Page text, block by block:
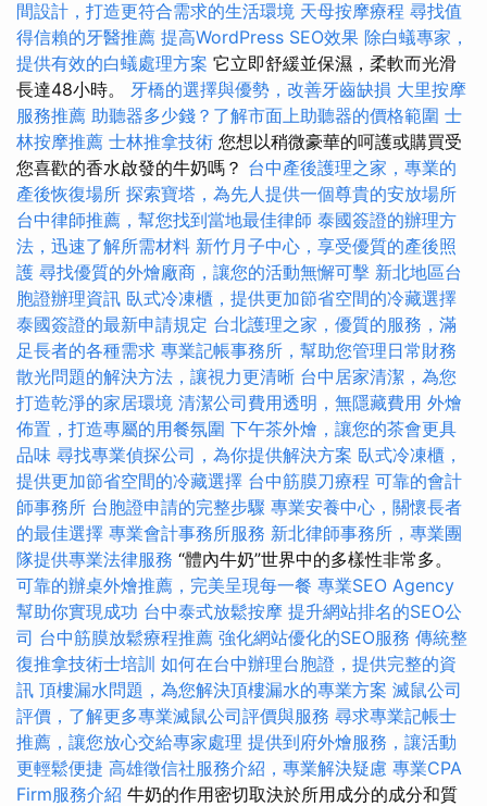
間設計，打造更符合需求的生活環境 天母按摩療程 尋找值
得信賴的牙醫推薦 提高WordPress SEO效果 除白蟻專家，
提供有效的白蟻處理方案 它立即舒緩並保濕，柔軟而光滑
長達48小時。 牙橋的選擇與優勢，改善牙齒缺損 大里按摩
服務推薦 助聽器多少錢？了解市面上助聽器的價格範圍 士
林按摩推薦 士林推拿技術 您想以稍微豪華的呵護或購買受
您喜歡的香水啟發的牛奶嗎？ 台中產後護理之家，專業的
產後恢復場所 探索寶塔，為先人提供一個尊貴的安放場所
台中律師推薦，幫您找到當地最佳律師 泰國簽證的辦理方
法，迅速了解所需材料 新竹月子中心，享受優質的產後照
護 尋找優質的外燴廠商，讓您的活動無懈可擊 新北地區台
胞證辦理資訊 臥式冷凍櫃，提供更加節省空間的冷藏選擇
泰國簽證的最新申請規定 台北護理之家，優質的服務，滿
足長者的各種需求 專業記帳事務所，幫助您管理日常財務
散光問題的解決方法，讓視力更清晰 台中居家清潔，為您
打造乾淨的家居環境 清潔公司費用透明，無隱藏費用 外燴
佈置，打造專屬的用餐氛圍 下午茶外燴，讓您的茶會更具
品味 尋找專業偵探公司，為你提供解決方案 臥式冷凍櫃，
提供更加節省空間的冷藏選擇 台中筋膜刀療程 可靠的會計
師事務所 台胞證申請的完整步驟 專業安養中心，關懷長者
的最佳選擇 專業會計事務所服務 新北律師事務所，專業團
隊提供專業法律服務 “體內牛奶”世界中的多樣性非常多。
可靠的辦桌外燴推薦，完美呈現每一餐 專業SEO Agency
幫助你實現成功 台中泰式放鬆按摩 提升網站排名的SEO公
司 台中筋膜放鬆療程推薦 強化網站優化的SEO服務 傳統整
復推拿技術士培訓 如何在台中辦理台胞證，提供完整的資
訊 頂樓漏水問題，為您解決頂樓漏水的專業方案 滅鼠公司
評價，了解更多專業滅鼠公司評價與服務 尋求專業記帳士
推薦，讓您放心交給專家處理 提供到府外燴服務，讓活動
更輕鬆便捷 高雄徵信社服務介紹，專業解決疑慮 專業CPA
Firm服務介紹 牛奶的作用密切取決於所用成分的成分和質